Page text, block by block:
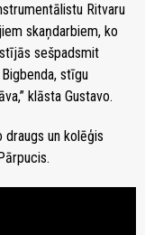
Ritvaru
skaņdarbiem, ko
sešpadsmit
stīgu
klāsta Gustavo.
draugs un kolēģis